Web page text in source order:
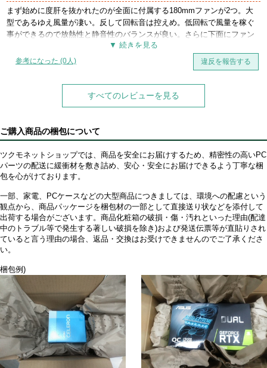
まず始めに度肝を抜かれたのが全面に付属する180mmファンが2つ。大
型であるゆえ風量が凄い。反して回転音は控えめ。低回転で風量を稼ぐ
事ができるので放熱性と静音性のバランスが良い。さらに下面にファン
が3つ付属する。高めの値段設定であるがこれらのファンが付属するあた
り、以外にもお買い得なのではないかと思う。エアフローを謳っている
ためケース全面に渡り通気性抜群。電源はよくある下面に取り付けでは
なく天面に取り付け。下面からの吸気が阻害されない構造となってい
る。作業性も良く、よく造り練られたケースだと感じる。現時点では最
強のエアフロー性能を誇るケースではないだろうか。
参考になった (0人) 違反を報告する
すべてのレビューを見る
ご購入商品の梱包について
ツクモネットショップでは、商品を安全にお届けするため、精密性の高いPC
パーツの配送に緩衝材を敷き詰め、安心・安全にお届けできるよう丁寧な梱
包を心がけております。
一部、家電、PCケースなどの大型商品につきましては、環境への配慮という
観点から、商品パッケージを梱包材の一部として直接送り状などを添付して
出荷する場合がございます。商品化粧箱の破損・傷・汚れといった理由(配達
中のトラブル等で発生する著しい破損を除き)および発送伝票等が直貼りされ
ていると言う理由の場合、返品・交換はお受けできませんのでご了承くださ
い。
梱包例)